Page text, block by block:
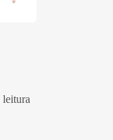
leitura